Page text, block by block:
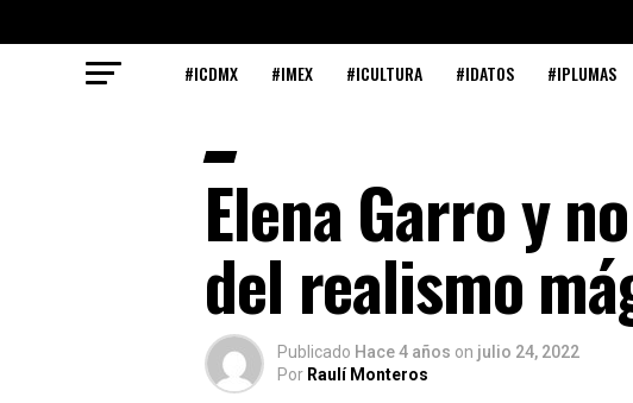
#ICDMX #IMEX #ICULTURA #IDATOS #IPLUMAS
Elena Garro y
del realismo
Publicado Hace 4 años on julio 24, 2022
Por Raulí Monteros